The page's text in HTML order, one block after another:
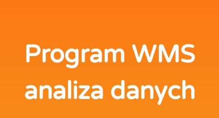
Program WMS
analiza danych